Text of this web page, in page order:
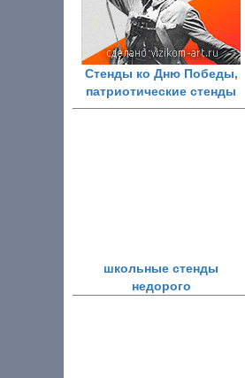
Стенды ко Дню Победы,
патриотические стенды
школьные стенды
недорого